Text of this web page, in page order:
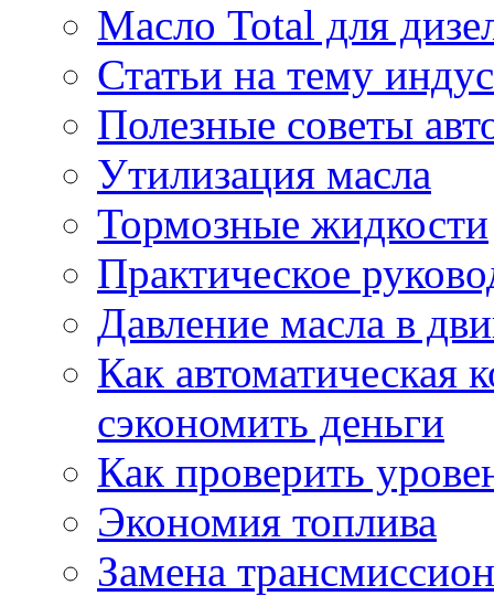
Масло Total для
Статьи на тему
Полезные советы
Утилизация масла
Тормозные жидкости
Практическое
Давление масла в
Как автоматическая
сэкономить деньги
Как проверить
Экономия топлива
Замена